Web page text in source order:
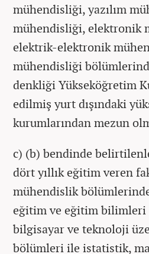
mühendisliği, yazılım
mühendisliği, elektronik
elektrik-elektronik
mühendisliği
denkliği Yükseköğretim
edilmiş yurt dışındaki
kurumlarından mezun
c) (b) bendinde
dört yıllık eğitim veren
mühendislik
eğitim ve eğitim
bilgisayar ve teknoloji
bölümleri ile istatistik,